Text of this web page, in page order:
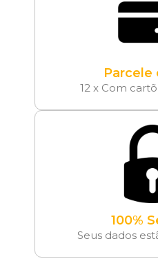
Parcele
12 x Com
100%
Seus dados